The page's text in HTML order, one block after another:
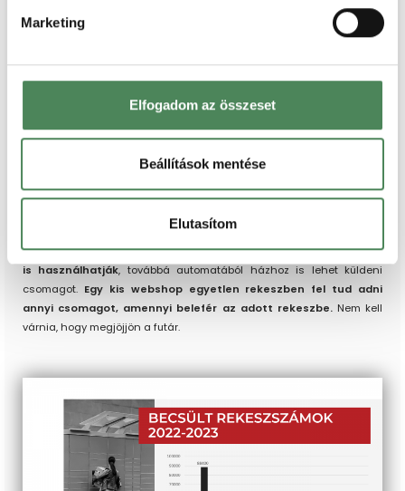
Marketing
Elfogadom az összeset
Beállítások mentése
Elutasítom
csomagra eső szén-dioxid kibocsátásuk országosan 31 dkg,
Budapesten az elektromos autójuknak is köszönhetően ennél
A FOXPOST-os
automatáknál feladni is
, ahol a kiszállítók leteszik az árut. A FOXPOST
csomagautomatáknálfeladni is lehet, és erre magánszemélyek
is használhatják, továbbá automatából házhoz is lehet küldeni
csomagot. Egy kis webshop egyetlen rekeszben fel tud adni
annyi csomagot, amennyi belefér az adott rekeszbe.Nem kell
várnia, hogy megjöjjön a futár.